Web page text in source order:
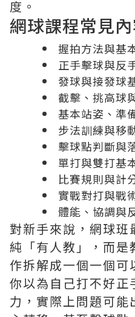
度。
網球課程常見內
握拍方法與基
正手擊球與反
發球與接發球
截擊、挑高球
基本站姿、準
步法訓練與移
擊球點判斷與
單打與雙打基
比賽規則與計
實戰對打與戰
體能、協調與
對新手來說，網球班
純「有人教」，而是
作拆解成一個一個可
你以為自己打不好正
力，實際上問題可能